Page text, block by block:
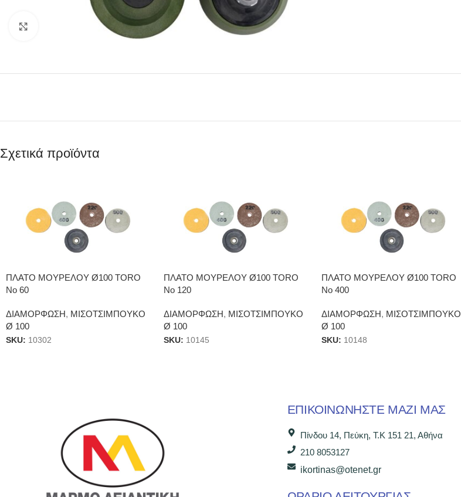
Κάντε κλικ για μεγέθυνση
Σχετικά προϊόντα
ΠΛΑΤΟ ΜΟΥΡΕΛΟΥ Ø100 TORO
No 60
ΔΙΑΜΟΡΦΩΣΗ, ΜΙΣΟΤΣΙΜΠΟΥΚΟ
Ø 100
SKU: 10302
ΠΛΑΤΟ ΜΟΥΡΕΛΟΥ Ø100 TORO
Νο 120
ΔΙΑΜΟΡΦΩΣΗ, ΜΙΣΟΤΣΙΜΠΟΥΚΟ
Ø 100
SKU: 10145
ΠΛΑΤΟ ΜΟΥΡΕΛΟΥ Ø100 TORO
Νο 400
ΔΙΑΜΟΡΦΩΣΗ, ΜΙΣΟΤΣΙΜΠΟΥΚΟ
Ø 100
SKU: 10148
ΕΠΙΚΟΙΝΩΝΉΣΤΕ ΜΑΖΊ ΜΑΣ
Πίνδου 14, Πεύκη, Τ.Κ 151 21, Αθήνα
210 8053127
ikortinas@otenet.gr